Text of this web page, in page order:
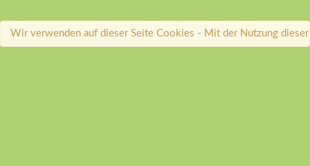
Wir verwenden auf dieser Seite Cookies - Mit der Nutzung